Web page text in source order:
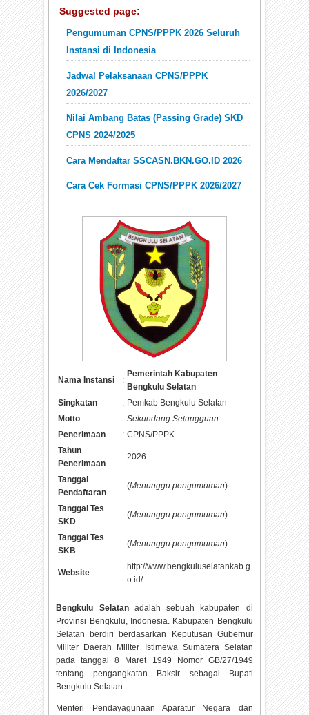
Suggested page:
Pengumuman CPNS/PPPK 2026 Seluruh
Instansi di Indonesia
Jadwal Pelaksanaan CPNS/PPPK
2026/2027
Nilai Ambang Batas (Passing Grade) SKD
CPNS 2024/2025
Cara Mendaftar SSCASN.BKN.GO.ID 2026
Cara Cek Formasi CPNS/PPPK 2026/2027
Nama Instansi :
Pemerintah Kabupaten
Bengkulu Selatan
Singkatan
: Pemkab Bengkulu Selatan
Motto
: Sekundang Setungguan
Penerimaan
: CPNS/PPPK
Tahun
Penerimaan
: 2026
Tanggal
Pendaftaran
: (Menunggu pengumuman)
Tanggal Tes
SKD
: (Menunggu pengumuman)
Tanggal Tes
SKB
: (Menunggu pengumuman)
Website :
http://www.bengkuluselatankab.g
o.id/
Bengkulu Selatanadalah sebuah kabupaten di
Provinsi Bengkulu, Indonesia. Kabupaten Bengkulu
Selatan berdiri berdasarkan Keputusan Gubernur
Militer Daerah Militer Istimewa Sumatera Selatan
pada tanggal 8 Maret 1949 Nomor GB/27/1949
tentang pengangkatan Baksir sebagai Bupati
Bengkulu Selatan.
Menteri Pendayagunaan Aparatur Negara dan